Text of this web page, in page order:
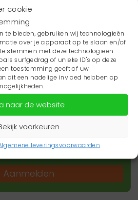
cookie
te bieden, gebruiken wij technologieën
over je apparaat op te slaan en/of
stemmen met deze technologieën
surfgedrag of unieke ID's op deze
toestemming geeft of uw
dit een nadelige invloed hebben op
naar de website
voorkeuren
leveringsvoorwaarden
missen?
blijven van het laatste
regio? Schrijf je dan in voor
Aanmelden